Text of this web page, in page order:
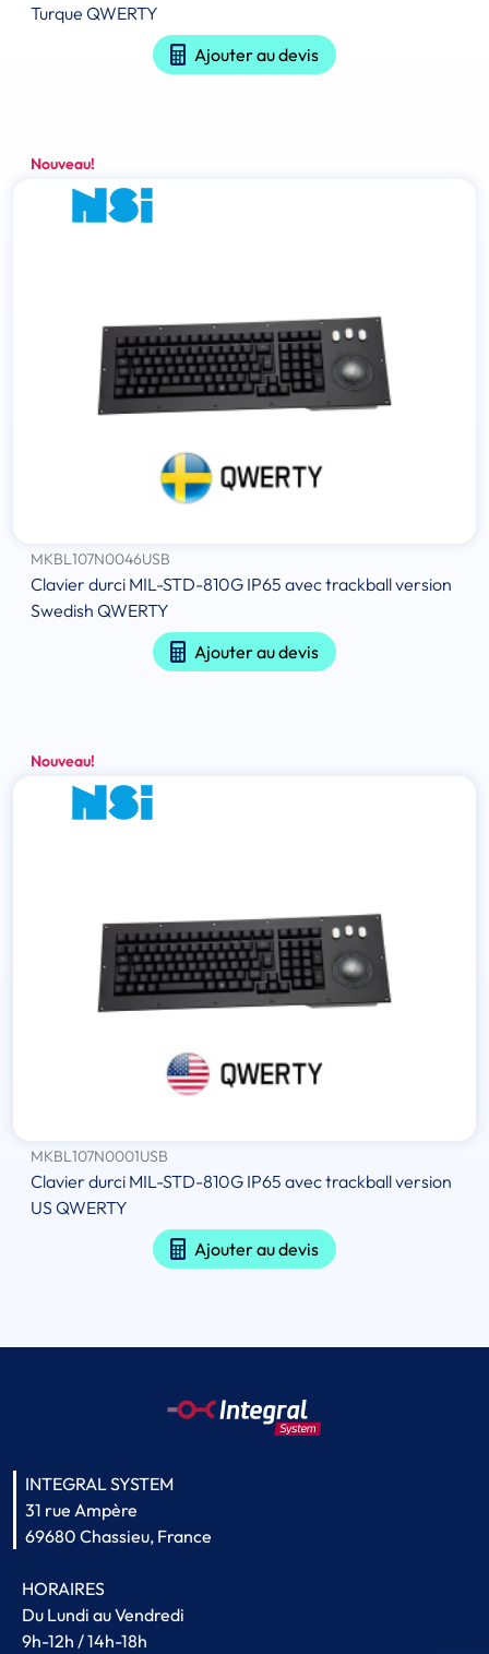
Turque QWERTY
Ajouter au devis
Nouveau!
MKBL107N0046USB
Clavier durci MIL-STD-810G IP65 avec trackball version
Swedish QWERTY
Ajouter au devis
Nouveau!
MKBL107N0001USB
Clavier durci MIL-STD-810G IP65 avec trackball version
US QWERTY
Ajouter au devis
INTEGRAL SYSTEM
31 rue Ampère
69680 Chassieu, France
HORAIRES
Du Lundi au Vendredi
9h-12h / 14h-18h